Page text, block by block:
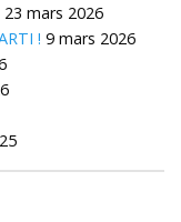
23 mars 2026
! 9 mars 2026